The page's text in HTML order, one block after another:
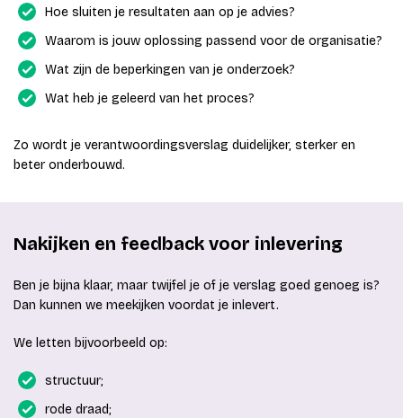
Hoe sluiten je resultaten aan op je advies?
Waarom is jouw oplossing passend voor de organisatie?
Wat zijn de beperkingen van je onderzoek?
Wat heb je geleerd van het proces?
Zo wordt je verantwoordingsverslag duidelijker, sterker en
beter onderbouwd.
Nakijken en feedback voor inlevering
Ben je bijna klaar, maar twijfel je of je verslag goed genoeg is?
Dan kunnen we meekijken voordat je inlevert.
We letten bijvoorbeeld op:
structuur;
rode draad;